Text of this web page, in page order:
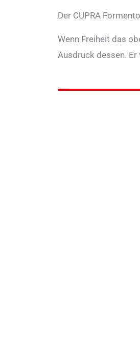
Der CUPRA
Wenn Freiheit das
Ausdruck dessen. Er